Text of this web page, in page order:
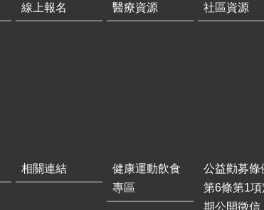
線上報名 醫療資源 社區資源
相關連結
健康運動飲食
專區
公益勸募條
第6條第1項
期公開徵信